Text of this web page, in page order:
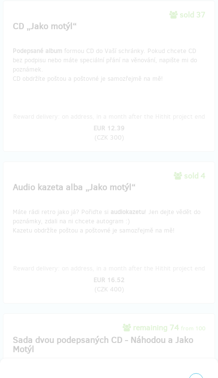
sold 37
CD „Jako motýl“
Podepsané album formou CD do Vaší schránky. Pokud chcete CD
bez podpisu nebo máte speciální přání na věnování, napište mi do
poznámek.
CD obdržíte poštou a poštovné je samozřejmě na mě!
EUR 12.39
(CZK 300)
sold 4
Audio kazeta alba „Jako motýl“
Máte rádi retro jako já? Pořiďte si audiokazetu! Jen dejte vědět do
poznámky, zdali na ni chcete autogram :)
Kazetu obdržíte poštou a poštovné je samozřejmě na mě!
EUR 16.52
(CZK 400)
remaining 74 from 100
Sada dvou podepsaných CD - Náhodou a Jako
Motýl